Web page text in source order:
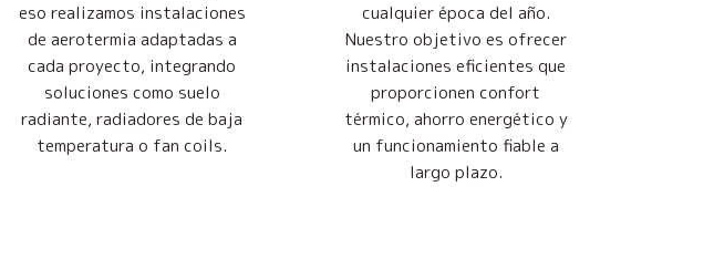
eso realizamos instalaciones
de aerotermia adaptadas a
cada proyecto, integrando
soluciones como suelo
radiante, radiadores de baja
temperatura o fan coils.
cualquier época del año.
Nuestro objetivo es ofrecer
instalaciones eficientes que
proporcionen confort
térmico, ahorro energético y
un funcionamiento fiable a
largo plazo.